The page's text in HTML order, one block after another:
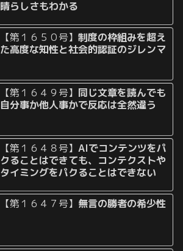
晴らしさもわかる
【第１６５０号】制度の枠組みを超え
た高度な知性と社会的認証のジレンマ
【第１６４９号】 同じ文章を読んでも
自分事か他人事かで反応は全然違う
【第１６４８号】AIでコンテンツをパ
クることはできても、コンテクストや
タイミングをパクることはできない
【第１６４７号】 無言の勝者の希少性